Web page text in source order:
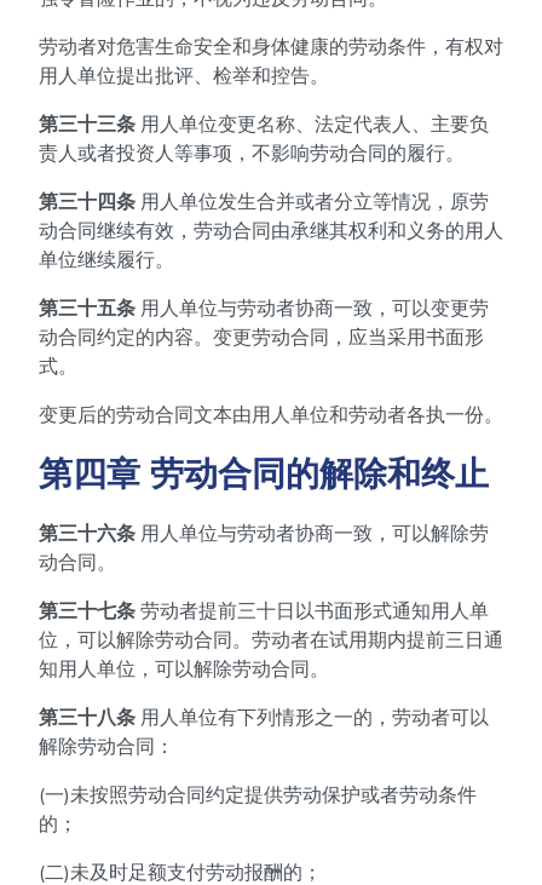
劳动者对危害生命安全和身体健康的劳动条件，有权对
用人单位提出批评、检举和控告。
第三十三条 用人单位变更名称、法定代表人、主要负
责人或者投资人等事项，不影响劳动合同的履行。
第三十四条 用人单位发生合并或者分立等情况，原劳
动合同继续有效，劳动合同由承继其权利和义务的用人
单位继续履行。
第三十五条 用人单位与劳动者协商一致，可以变更劳
动合同约定的内容。变更劳动合同，应当采用书面形
式。
变更后的劳动合同文本由用人单位和劳动者各执一份。
第四章 劳动合同的解除和终止
第三十六条 用人单位与劳动者协商一致，可以解除劳
动合同。
第三十七条 劳动者提前三十日以书面形式通知用人单
位，可以解除劳动合同。劳动者在试用期内提前三日通
知用人单位，可以解除劳动合同。
第三十八条 用人单位有下列情形之一的，劳动者可以
解除劳动合同：
(一)未按照劳动合同约定提供劳动保护或者劳动条件
的；
(二)未及时足额支付劳动报酬的；